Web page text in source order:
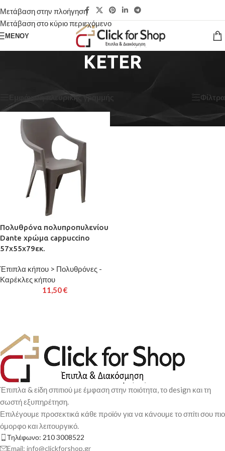
Μετάβαση στην πλοήγηση
Μετάβαση στο κύριο περιεχόμενο
ΜΕΝΟΎ
KETER
Εμφάνιση πλευρικής γραμμής Φίλτρα
Πολυθρόνα πολυπροπυλενίου
Dante χρώμα cappuccino
57x55x79εκ.
Έπιπλα κήπου > Πολυθρόνες -
Καρέκλες κήπου
11,50€
Έπιπλα & είδη σπιτιού με έμφαση στην ποιότητα, το design και τη
σωστή εξυπηρέτηση.
Επιλέγουμε προσεκτικά κάθε προϊόν για να κάνουμε το σπίτι σου πιο
όμορφο και λειτουργικό.
Τηλέφωνο: 210 3008522
Email: info@clickforshop.gr